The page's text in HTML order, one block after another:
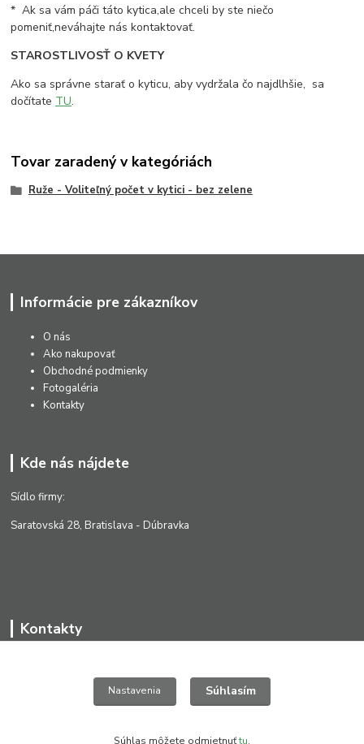
* Ak sa vám páči táto kytica,ale chceli by ste niečo
pomeniť,neváhajte nás kontaktovať.
STAROSTLIVOSŤ O KVETY
Ako sa správne starať o kyticu, aby vydržala čo najdlhšie, sa
dočítate TU.
Tovar zaradený v kategóriách
Ruže - Voliteľný počet v kytici - bez zelene
Informácie pre zákazníkov
O nás
Ako nakupovať
Obchodné podmienky
Fotogaléria
Kontakty
Kde nás nájdete
Sídlo firmy:
Saratovská 28, Bratislava - Dúbravka
Kontakty
+421 903 411 827
greendesign@nextra.sk
Nastavenia Súhlasím
Súhlas môžete odmietnuťtu.